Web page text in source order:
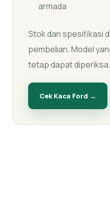
armada
Stok dan spesifikasi
pembelian. Model
tetap dapat diperiksa.
Cek Kaca Ford →